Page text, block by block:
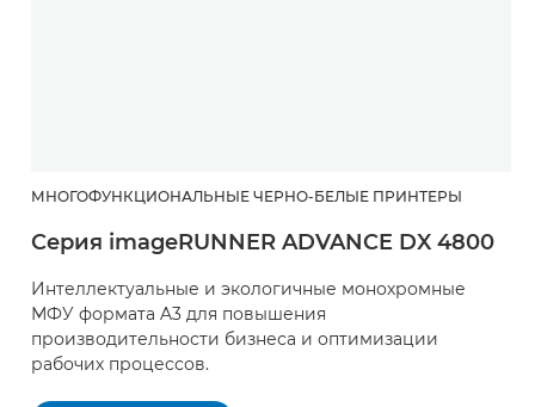
МНОГОФУНКЦИОНАЛЬНЫЕ ЧЕРНО-БЕЛЫЕ ПРИНТЕРЫ
Серия imageRUNNER ADVANCE DX 4800
Интеллектуальные и экологичные монохромные
МФУ формата A3 для повышения
производительности бизнеса и оптимизации
рабочих процессов.